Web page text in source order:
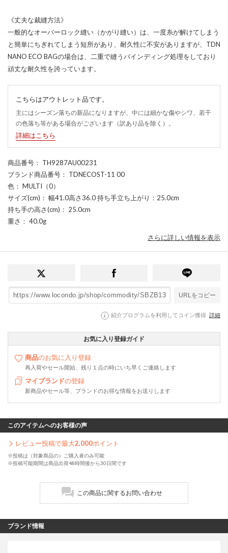
《丈夫な裁縫方法》
一般的なオーバーロック縫い（かがり縫い）は、一度糸が解けてしまう
と簡単にちぎれてしまう短所があり、耐久性に不安がありますが、TDN
NANO ECO BAGの場合は、二重で縫うバインディング処理をしており
頑丈な耐久性を誇っています。
こちらはアウトレット品です。
主にはシーズン落ちの新品になりますが、中には細かな傷やシワ、若干
の色落ち等がある場合がございます（訳あり品を除く）。
詳細はこちら
商品番号 ： TH9287AU00231
ブランド商品番号 ： TDNECOST-11 00
色 ： MULTI（0）
サイズ(cm) ： 幅41.0高さ36.0 持ち手立ち上がり：25.0cm
持ち手の高さ(cm) ： 25.0cm
重さ ： 40.0g
さらに詳しい情報を表示
URLをコピー
紹介プログラムを利用してコイン獲得 詳細
お気に入り登録ガイド
商品のお気に入り登録
再入荷やセール開始、残り１点の時にいち早くご連絡します
マイブランドの登録
新商品やセール等、ブランドのお得な情報をお送りします
このアイテムへのお客様の声
レビュー投稿で最大2,000ポイント
※投稿は（対象商品の）ご購入者のみ可能
※投稿可能期間は商品出荷48時間後から30日間です
この商品に関するお問い合わせ
ブランド情報